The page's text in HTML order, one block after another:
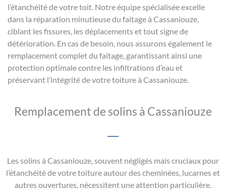
l’étanchéité de votre toit. Notre équipe spécialisée excelle
dans la réparation minutieuse du faitage à Cassaniouze,
ciblant les fissures, les déplacements et tout signe de
détérioration. En cas de besoin, nous assurons également le
remplacement complet du faitage, garantissant ainsi une
protection optimale contre les infiltrations d’eau et
préservant l’intégrité de votre toiture à Cassaniouze.
Remplacement de solins à Cassaniouze
Les solins à Cassaniouze, souvent négligés mais cruciaux pour
l’étanchéité de votre toiture autour des cheminées, lucarnes et
autres ouvertures, nécessitent une attention particulière.